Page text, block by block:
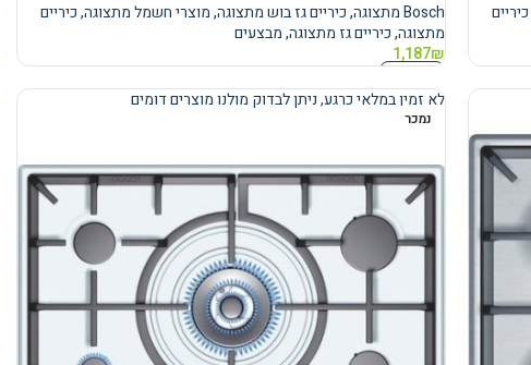
כיריים
Bosch מתצוגה ,כיריים גז בוש מתצוגה,מוצרי חשמל מתצוגה,כיריים
מתצוגה,כיריים גז מתצוגה,מבצעים
1,187₪
מידע נוסף
נמכר
לא זמין במלאי כרגע, ניתן לבדוק מולנו מוצרים דומים